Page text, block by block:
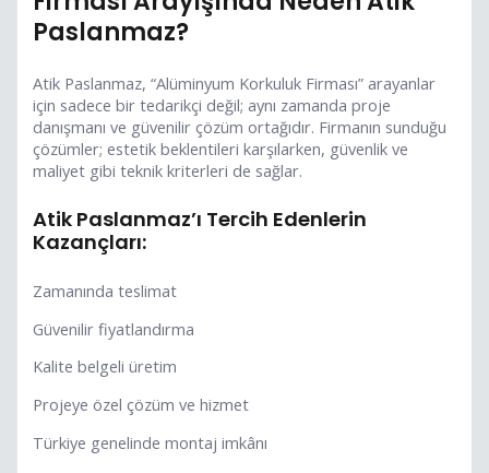
Paslanmaz?
Atik Paslanmaz, “Alüminyum Korkuluk Firması” arayanlar
için sadece bir tedarikçi değil; aynı zamanda proje
danışmanı ve güvenilir çözüm ortağıdır. Firmanın sunduğu
çözümler; estetik beklentileri karşılarken, güvenlik ve
maliyet gibi teknik kriterleri de sağlar.
Atik Paslanmaz’ı Tercih Edenlerin
Kazançları:
Zamanında teslimat
Güvenilir fiyatlandırma
Kalite belgeli üretim
Projeye özel çözüm ve hizmet
Türkiye genelinde montaj imkânı